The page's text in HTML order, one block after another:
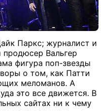
Паркс; журналист и
Вальгер
фигура поп-звезды
о том, как Патти
меломанов. А
это все движется. В
сайтах ни к чему